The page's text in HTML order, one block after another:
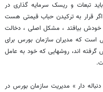
تبعات و ریسک سرمایه گذاری در
قرار به ترکیدن حباب قیمتی هست
خودش بیافتد ، مشکل اصلی ، دخالت
است که مدیران سازمان بورس برای
اند، روشهایی که خود به عامل
دار » مدیریت سازمان بورس در